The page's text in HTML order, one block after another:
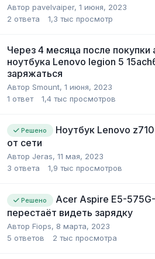
Автор pavelvaiper, 1 июня, 2023
2 ответа 1,3 тыс просмотр
Через 4 месяца после покупки
ноутбука Lenovo legion 5
заряжаться
Автор Smount, 1 июня, 2023
1 ответ 1,4 тыс просмотров
Решено
Ноутбук Lenovo
от сети
Автор Jeras, 11 мая, 2023
3 ответа 1,9 тыс просмотров
Решено
Acer Aspire E5-
перестаёт видеть зарядку
Автор Fiops, 8 марта, 2023
5 ответов 2 тыс просмотра